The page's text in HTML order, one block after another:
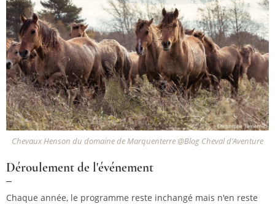
Chevaux Henson du domaine de Marquenterre @Blog Cheval d'Aventure
Déroulement de l'événement
Chaque année, le programme reste inchangé mais n'en reste